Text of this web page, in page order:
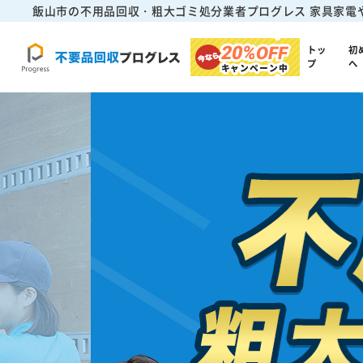
飯山市の不用品回収・粗大ゴミ処分業者プログレス 家具家電
20%OFF
キャンペーン中
トッ
プ
初
へ